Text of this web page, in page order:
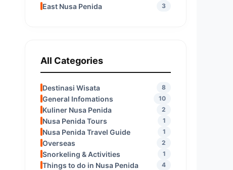
East Nusa Penida 3
All Categories
Destinasi Wisata 8
General Infomations 10
Kuliner Nusa Penida 2
Nusa Penida Tours 1
Nusa Penida Travel Guide 1
Overseas 2
Snorkeling & Activities 1
Things to do in Nusa Penida 4